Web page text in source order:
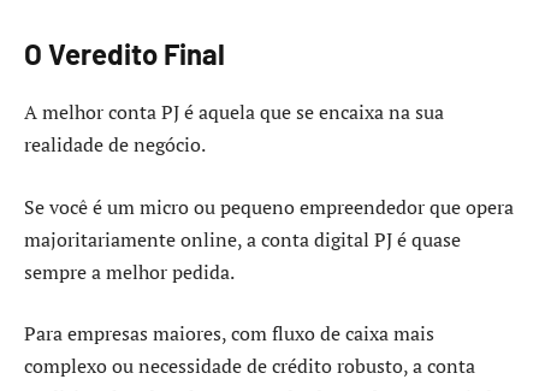
O Veredito Final
A melhor conta PJ é aquela que se encaixa na sua
realidade de negócio.
Se você é um micro ou pequeno empreendedor que opera
majoritariamente online, a conta digital PJ é quase
sempre a melhor pedida.
Para empresas maiores, com fluxo de caixa mais
complexo ou necessidade de crédito robusto, a conta